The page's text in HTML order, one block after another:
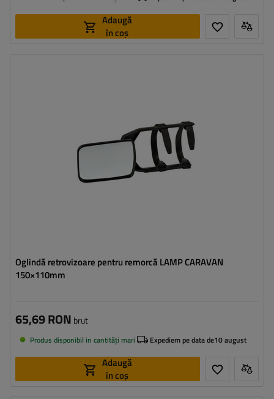
Adaugă
în coș
Oglindă retrovizoare pentru remorcă LAMP CARAVAN
150×110mm
65,69 RON brut
Produs disponibil in cantități mari Expediem pe data de10 august
Adaugă
în coș